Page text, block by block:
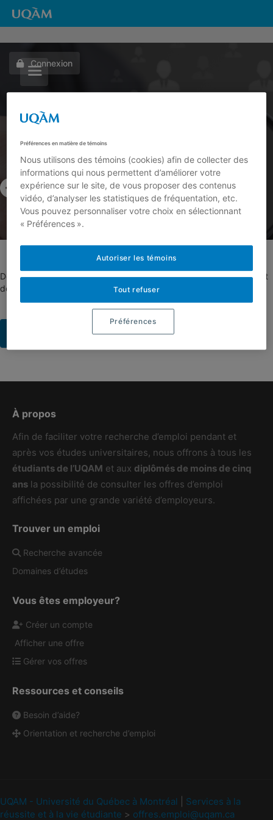
Connexion
Afficher Une Offre
Devenir employeur sur la banque d’emplois de l’UQAM vous permet
de rejoindre plus de 40 000 étudiants, et des milliers de diplômés !
ouidentifiez-vous.
À propos
Afin de faciliter votre recherche d’emploi pendant et
après vos études universitaires, nous offrons à tous les
étudiants de l’UQAM et aux diplômés de moins de cinq
ans la possibilité de consulter les offres d’emploi
affichées par une grande variété d’employeurs.
Trouver un emploi
Recherche avancée
Domaines d’études
Vous êtes employeur?
Créer un compte
Afficher une offre
Gérer vos offres
Ressources et conseils
Besoin d’aide?
Orientation et recherche d’emploi
UQAM - Université du Québec à Montréal
Services à la
réussite et à la vie étudiante > offres.emploi@uqam.ca
Préférences en matière de témoins
Nous utilisons des témoins (cookies) afin de collecter des
informations qui nous permettent d’améliorer votre
expérience sur le site, de vous proposer des contenus
vidéo, d’analyser les statistiques de fréquentation, etc.
Vous pouvez personnaliser votre choix en sélectionnant
« Préférences ».
Tout refuser
Autoriser les témoins
Préférences